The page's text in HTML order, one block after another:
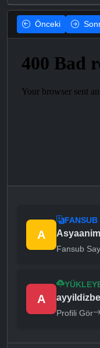
Önceki
A
FANSUB
Fansub
A
Profili Gör